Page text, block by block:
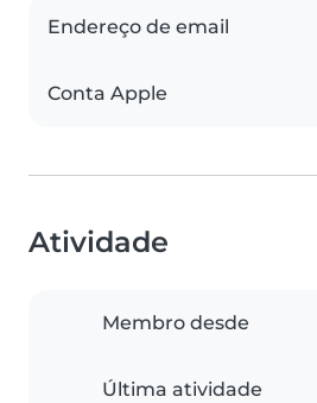
Endereço de email
Conta Apple
Atividade
Membro desde
Última atividade